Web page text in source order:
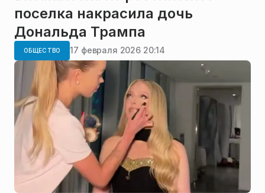
поселка накрасила дочь
Дональда Трампа
ОБЩЕСТВО 17 февраля 2026 20:14